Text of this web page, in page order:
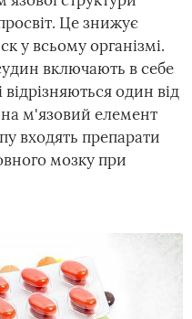
Це знижує
у всьому організмі.
включають в себе
відрізняються один від
м'язовий елемент
входять препарати
мозку при